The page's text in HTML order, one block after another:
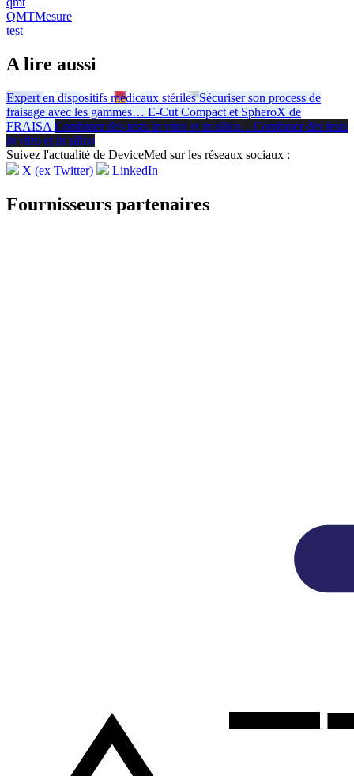
QMTMesure
test
A lire aussi
Expert en dispositifs médicaux stériles Sécuriser son process de
fraisage avec les gammes… E-Cut Compact et SpheroX de
FRAISA Combiner des tests in vitro et in silico…Combiner des tests
in vitro et in silico
Suivez l'actualité de DeviceMed sur les réseaux sociaux :
X (ex Twitter)
LinkedIn
Fournisseurs partenaires